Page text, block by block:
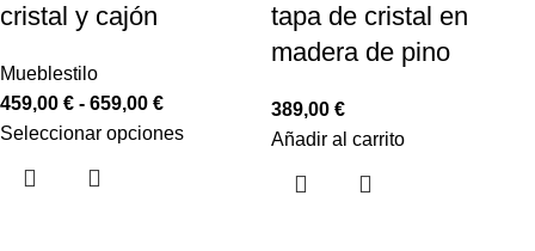
cristal y cajón
Mueblestilo
459,00 € - 659,00 €
Seleccionar opciones
tapa de cristal en
madera de pino
389,00 €
Añadir al carrito